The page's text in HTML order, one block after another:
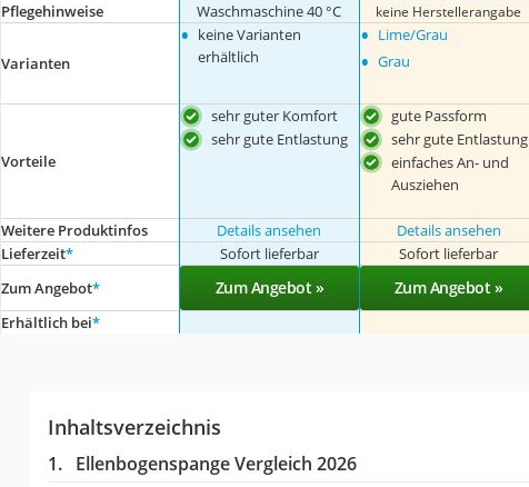
Pflegehinweise Waschmaschine 40 °C keine Herstellerangabe
Varianten
• keine Varianten
erhältlich
• Lime/Grau
• Grau
Vorteile
sehr guter Komfort
sehr gute Entlastung
gute Passform
sehr gute Entlastung
einfaches An- und
Ausziehen
Weitere Produktinfos
Details ansehen Details ansehen
Lieferzeit* Sofort lieferbar Sofort lieferbar
Zum Angebot* Zum Angebot » Zum Angebot »
Erhältlich bei*
Inhaltsverzeichnis
Ellenbogenspange Vergleich 2026